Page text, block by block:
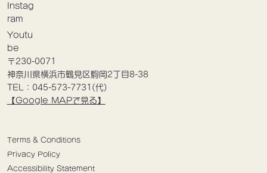
Instag
ram
Youtu
be
〒230-0071
神奈川県横浜市鶴見区駒岡2丁目8-38
TEL：045-573-7731(代)
【Google MAPで見る】
Terms & Conditions
Privacy Policy
Accessibility Statement